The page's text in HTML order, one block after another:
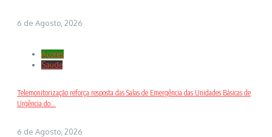
6 de Agosto, 2026
Açores
Saude
Telemonitorização reforça resposta das Salas de Emergência das Unidades Básicas de
Urgência do...
6 de Agosto, 2026